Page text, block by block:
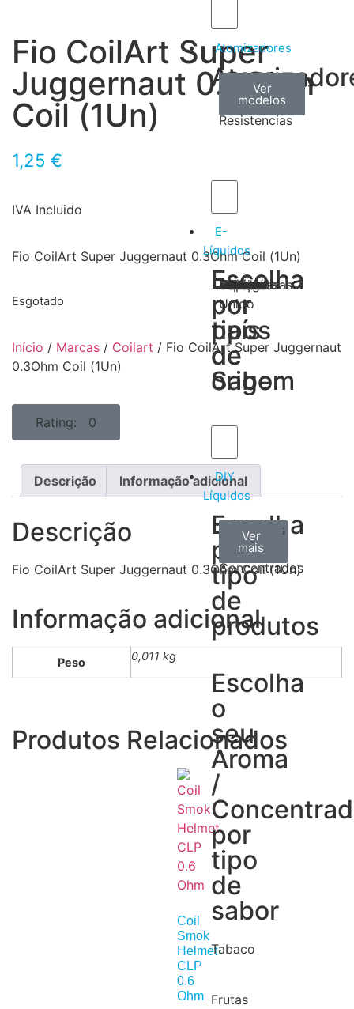
Atomizadores
Claromizadores
Ver
modelos
Reconstruíveis
Ver
modelos
Resistencias
Ver
modelos
E-
Líquidos
Escolha
por
tipos
de
Sabor
Tabaco
Frutas
Bebidas
Frescos
Sobremesas
Escolha
por
país
de
origem
Portugal
Alemanha
USA
Reino
Unido
Canadá
França
Malásia
Filipinas
Espanha
Polónia
Grécia
DIY
Líquidos
Escolha
por
tipo
de
produtos
Aromas
Concentrados
Ver
todos
Bases
Ver
mais
Accesorios
Ver
mais
Escolha
o
seu
Aroma
/
por
tipo
de
sabor
Tabaco
Frutas
Fio CoilArt Super
Juggernaut 0.3Ohm
Coil (1Un)
1,25 €
IVA Incluido
Fio CoilArt Super Juggernaut 0.3Ohm Coil (1Un)
Esgotado
Início / Marcas / Coilart / Fio CoilArt Super Juggernaut
0.3Ohm Coil (1Un)
Rating: 0
Descrição Informação adicional
Descrição
Fio CoilArt Super Juggernaut 0.3Ohm Coil (1Un)
Informação adicional
Peso 0,011 kg
Produtos Relacionados
Coil
Smok
Helmet
CLP
0.6
Ohm